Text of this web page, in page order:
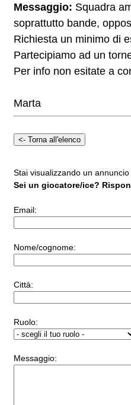
Messaggio: Squadra
soprattutto bande,
Richiesta un minimo di
Partecipiamo ad un
Per info non esitate a
Marta
Stai visualizzando un
Sei un giocatore/ice?
Email:
Nome/cognome:
Città:
Ruolo:
Messaggio: